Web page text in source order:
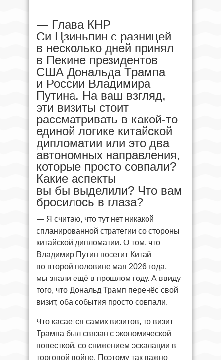
— Глава КНР
Си Цзиньпин с разницей
в несколько дней принял
в Пекине президентов
США Дональда Трампа
и России Владимира
Путина. На ваш взгляд,
эти визиты стоит
рассматривать в какой-то
единой логике китайской
дипломатии или это два
автономных направления,
которые просто совпали?
Какие аспекты
вы бы выделили? Что вам
бросилось в глаза?
— Я считаю, что тут нет никакой
спланированной стратегии со стороны
китайской дипломатии. О том, что
Владимир Путин посетит Китай
во второй половине мая 2026 года,
мы знали ещё в прошлом году. А ввиду
того, что Дональд Трамп перенёс свой
визит, оба события просто совпали.
Что касается самих визитов, то визит
Трампа был связан с экономической
повесткой, со снижением эскалации в
торговой войне. Поэтому так важно